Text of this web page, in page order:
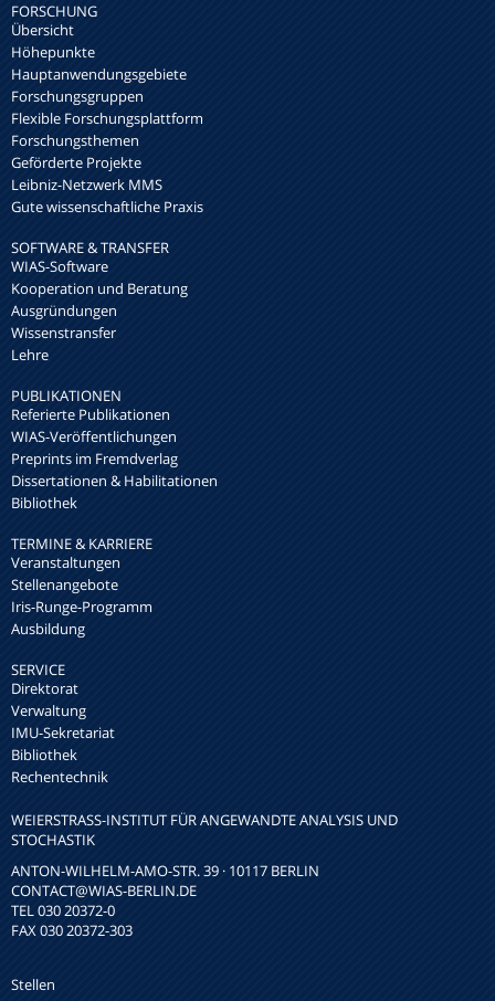
FORSCHUNG
Übersicht
Höhepunkte
Hauptanwendungsgebiete
Forschungsgruppen
Flexible Forschungsplattform
Forschungsthemen
Geförderte Projekte
Leibniz-Netzwerk MMS
Gute wissenschaftliche Praxis
SOFTWARE & TRANSFER
WIAS-Software
Kooperation und Beratung
Ausgründungen
Wissenstransfer
Lehre
PUBLIKATIONEN
Referierte Publikationen
WIAS-Veröffentlichungen
Preprints im Fremdverlag
Dissertationen & Habilitationen
Bibliothek
TERMINE & KARRIERE
Veranstaltungen
Stellenangebote
Iris-Runge-Programm
Ausbildung
SERVICE
Direktorat
Verwaltung
IMU-Sekretariat
Bibliothek
Rechentechnik
WEIERSTRASS-INSTITUT FÜR ANGEWANDTE ANALYSIS UND S
TOCHASTIK
ANTON-WILHELM-AMO-STR. 39 · 10117 BERLIN
CONTACT@WIAS-BERLIN.DE
TEL 030 20372-0
FAX 030 20372-303
Stellen